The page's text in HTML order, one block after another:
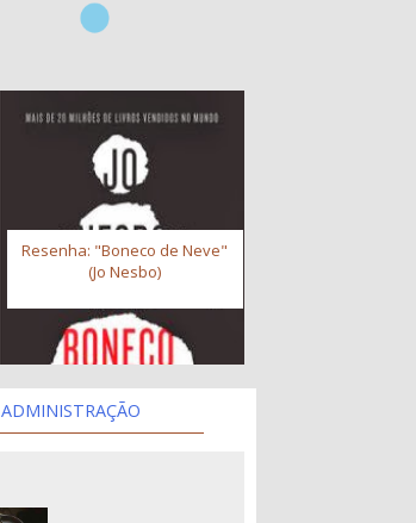
Resenha: "Boneco de Neve"
(Jo Nesbo)
ADMINISTRAÇÃO